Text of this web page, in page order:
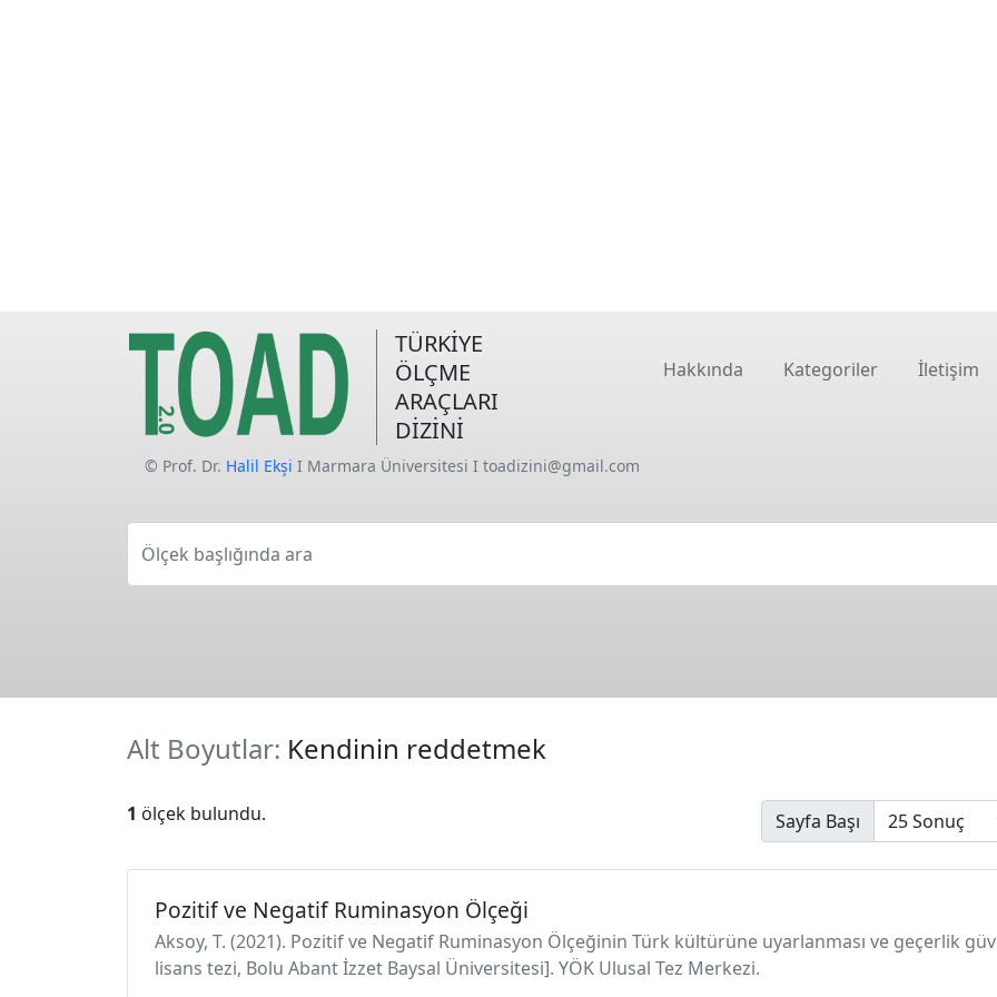
TÜRKİYE
ÖLÇME
ARAÇLARI
DİZİNİ
Hakkında Kategoriler İletişim
© Prof. Dr. Halil Ekşi I Marmara Üniversitesi I toadizini@gmail.com
Ölçek başlığında ara
Alt Boyutlar: Kendinin reddetmek
1 ölçek bulundu. Sayfa Başı
Pozitif ve Negatif Ruminasyon Ölçeği
Aksoy, T. (2021). Pozitif ve Negatif Ruminasyon Ölçeğinin Türk kültürüne uyarlanması ve geçerlik
lisans tezi, Bolu Abant İzzet Baysal Üniversitesi]. YÖK Ulusal Tez Merkezi.